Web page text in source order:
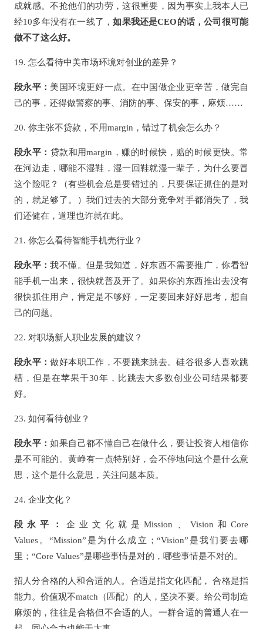
成就感。不抢他们的功劳，这很重要，因为事实上我本人已
经10多年没有在一线了，如果我还是CEO的话，公司很可能
做不了这么好。
19. 怎么看待中美市场环境对创业的差异？
段永平： 美国环境更好一点。在中国做企业更辛苦，做完自
己的事，还得做警察的事、消防的事、保安的事，麻烦……
20. 你主张不贷款，不用margin，错过了机会怎么办？
段永平： 贷款和用margin，赚的时候快，赔的时候更快。常
在河边走，哪能不湿鞋，湿一回鞋就湿一辈子，为什么要冒
这个险呢？（有些机会总是要错过的，只要保证抓住的是对
的，就足够了。）我们过去的大部分竞争对手都消失了，我
们还健在，道理也许就在此。
21. 你怎么看待智能手机壳行业？
段永平：我不懂。但是我知道，好东西不需要推广，你看智
能手机一出来，很快就普及开了。如果你的东西推出去没有
很快抓住用户，肯定是不够好，一定要回来好好思考，想自
己的问题。
22. 对职场新人职业发展的建议？
段永平：做好本职工作，不要跳来跳去。硅谷很多人喜欢跳
槽，但是在苹果干30年，比跳去大多数创业公司结果都要
好。
23. 如何看待创业？
段永平：如果自己都不懂自己在做什么，要让投资人相信你
是不可能的。黄峥有一点特别好，会不停地问这个是什么意
思，这个是什么意思，关注问题本质。
24. 企业文化？
段永平： 企业文化就是Mission、Vision和Core
Values。“Mission”是为什么成立；“Vision”是我们要去哪
里；“Core Values”是哪些事情是对的，哪些事情是不对的。
招人分合格的人和合适的人。合适是指文化匹配， 合格是指
能力。价值观不match（匹配）的人，坚决不要。给公司制造
麻烦的，往往是合格但不合适的人。一群合适的普通人在一